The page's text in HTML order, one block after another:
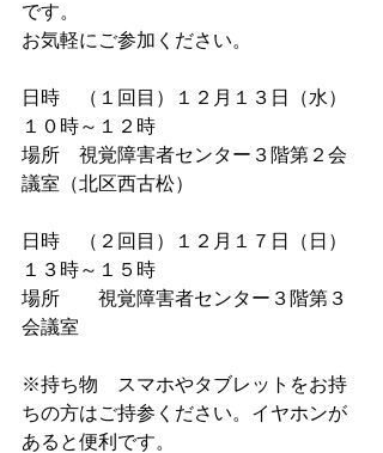
です。
お気軽にご参加ください。
日時　（１回目）１２月１３日（水）
１０時～１２時
場所　視覚障害者センター３階第２会
議室（北区西古松）
日時　（２回目）１２月１７日（日）
１３時～１５時
場所　　視覚障害者センター３階第３
会議室
※持ち物　スマホやタブレットをお持
ちの方はご持参ください。イヤホンが
あると便利です。